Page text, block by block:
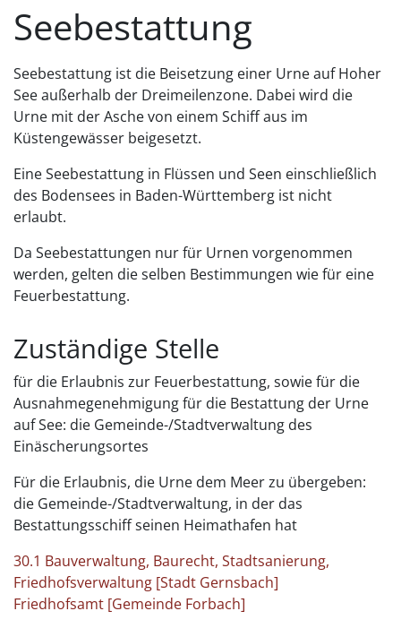
Seebestattung
Seebestattung ist die Beisetzung einer Urne auf Hoher
See außerhalb der Dreimeilenzone. Dabei wird die
Urne mit der Asche von einem Schiff aus im
Küstengewässer beigesetzt.
Eine Seebestattung in Flüssen und Seen einschließlich
des Bodensees in Baden-Württemberg ist nicht
erlaubt.
Da Seebestattungen nur für Urnen vorgenommen
werden, gelten die selben Bestimmungen wie für eine
Feuerbestattung.
Zuständige Stelle
für die Erlaubnis zur Feuerbestattung, sowie für die
Ausnahmegenehmigung für die Bestattung der Urne
auf See: die Gemeinde-/Stadtverwaltung des
Einäscherungsortes
Für die Erlaubnis, die Urne dem Meer zu übergeben:
die Gemeinde-/Stadtverwaltung, in der das
Bestattungsschiff seinen Heimathafen hat
30.1 Bauverwaltung, Baurecht, Stadtsanierung,
Friedhofsverwaltung [Stadt Gernsbach]
Friedhofsamt [Gemeinde Forbach]